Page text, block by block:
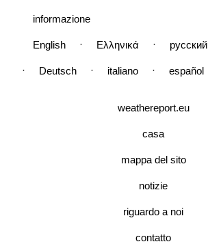
informazione
English · Ελληνικά · русский
· Deutsch · italiano · español
weathereport.eu
casa
mappa del sito
notizie
riguardo a noi
contatto